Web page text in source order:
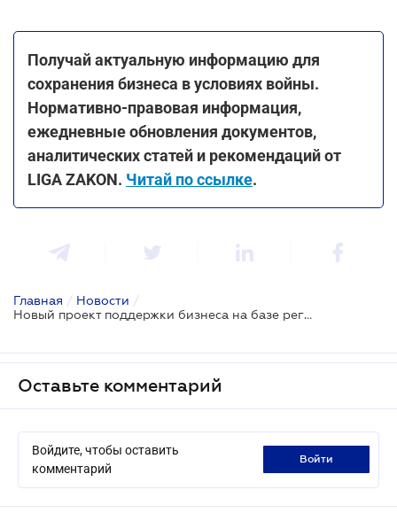
Получай актуальную информацию для
сохранения бизнеса в условиях войны.
Нормативно-правовая информация,
ежедневные обновления документов,
аналитических статей и рекомендаций от
LIGA ZAKON. Читай по ссылке.
Главная / Новости /
Новый проект поддержки бизнеса на базе региональных торгово-промышленных палат
Оставьте комментарий
Войдите, чтобы оставить
комментарий
войти